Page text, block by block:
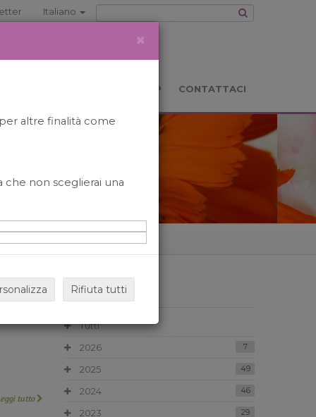
Italiano
BOOKSHOP CONTATTACI
tutto
ARCHIVIO
Tutti
2026
7
2025 49
2024 46
2023 29
×
altre finalità come
che non sceglierai una
Rifiuta tutti